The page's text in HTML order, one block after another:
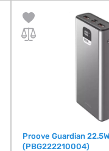
Proove Guardian
(PBG222210004)